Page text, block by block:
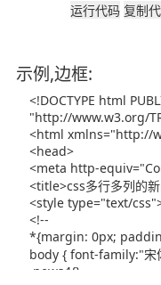
示例,边框: